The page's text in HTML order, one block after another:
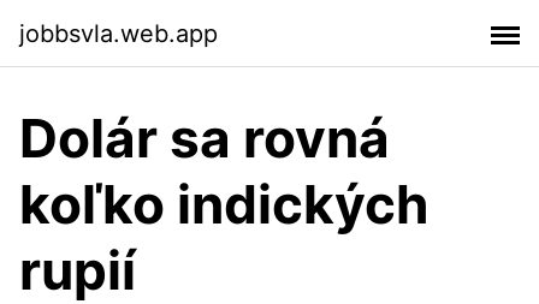
jobbsvla.web.app
Dolár sa rovná
koľko indických
rupií